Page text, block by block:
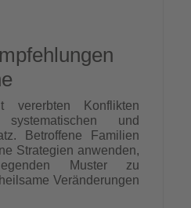
vererbten Konflikten
und
Betroffene Familien
Strategien anwenden,
Muster zu
Veränderungen